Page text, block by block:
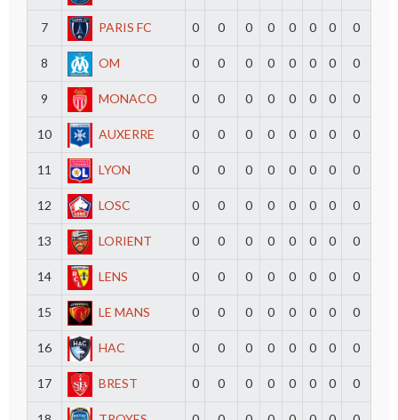
7 PARIS FC 0 0 0 0 0 0 0 0
8 OM 0 0 0 0 0 0 0 0
9 MONACO 0 0 0 0 0 0 0 0
10 AUXERRE 0 0 0 0 0 0 0 0
11 LYON 0 0 0 0 0 0 0 0
12 LOSC 0 0 0 0 0 0 0 0
13 LORIENT 0 0 0 0 0 0 0 0
14 LENS 0 0 0 0 0 0 0 0
15 LE MANS 0 0 0 0 0 0 0 0
16 HAC 0 0 0 0 0 0 0 0
17 BREST 0 0 0 0 0 0 0 0